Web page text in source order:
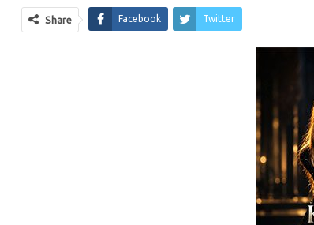
Share Facebook Twitter